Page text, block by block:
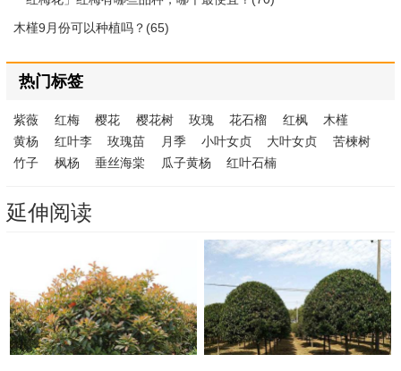
木槿9月份可以种植吗？(65)
热门标签
紫薇 红梅 樱花 樱花树 玫瑰 花石榴 红枫
木槿
黄杨
红叶李 玫瑰苗 月季 小叶女贞 大叶女贞
苦楝树
竹子
枫杨 垂丝海棠 瓜子黄杨 红叶石楠
延伸阅读